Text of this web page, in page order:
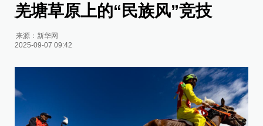
羌塘草原上的“民族风”竞技
来源： 新华网
2025-09-07 09:42